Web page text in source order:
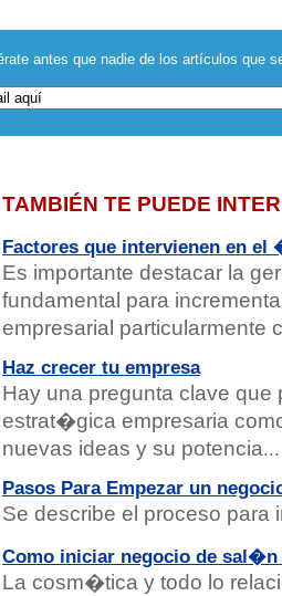
antes que nadie de los artículos que
TAMBIÉN TE PUEDE
Factores que intervienen en
Es importante destacar la
fundamental para
empresarial particularmente c
Haz crecer tu empresa
Hay una pregunta clave
estrat�gica empresaria
nuevas ideas y su potencia...
Pasos Para Empezar un
Se describe el proceso para
Como iniciar negocio de sal�n
La cosm�tica y todo lo